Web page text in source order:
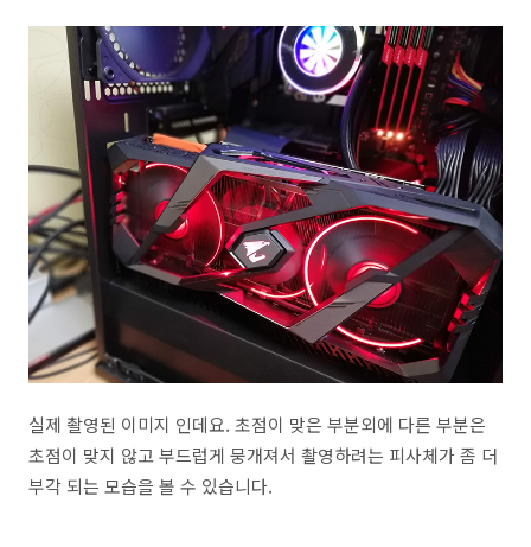
실제 촬영된 이미지 인데요. 초점이 맞은 부분외에 다른 부분은
초점이 맞지 않고 부드럽게 뭉개져서 촬영하려는 피사체가 좀 더
부각 되는 모습을 볼 수 있습니다.